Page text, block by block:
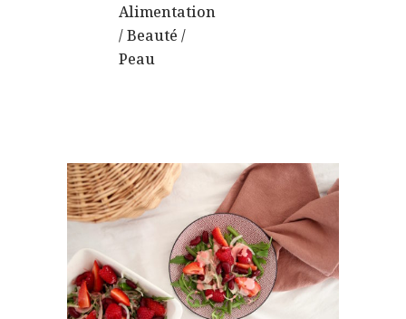
Alimentation
/Beauté /
Peau